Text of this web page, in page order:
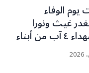
الوفاء
غيث ونورا
الخوري وشهداء ٤ آب من أبناء
الخوري افرام: لقد
والدي، ينبض